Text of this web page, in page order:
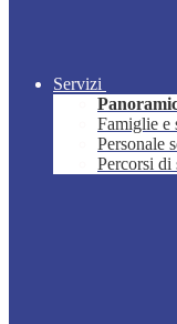
Servizi
Famiglie e
Personale
Percorsi di